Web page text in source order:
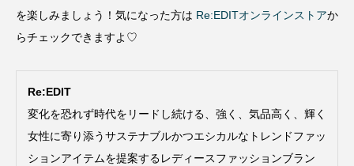
を楽しみましょう！気になった方は Re:EDITオンラインストアか
らチェックできますよ♡
Re:EDIT
変化を恐れず時代をリードし続ける、強く、気品高く、輝く
女性に寄り添うサステナブルかつエシカルなトレンドファッ
ションアイテムを提案するレディースファッションブラン